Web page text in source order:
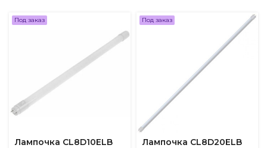
Под заказ
Лампочка CL8D10ELB
Под заказ
Лампочка CL8D20ELB